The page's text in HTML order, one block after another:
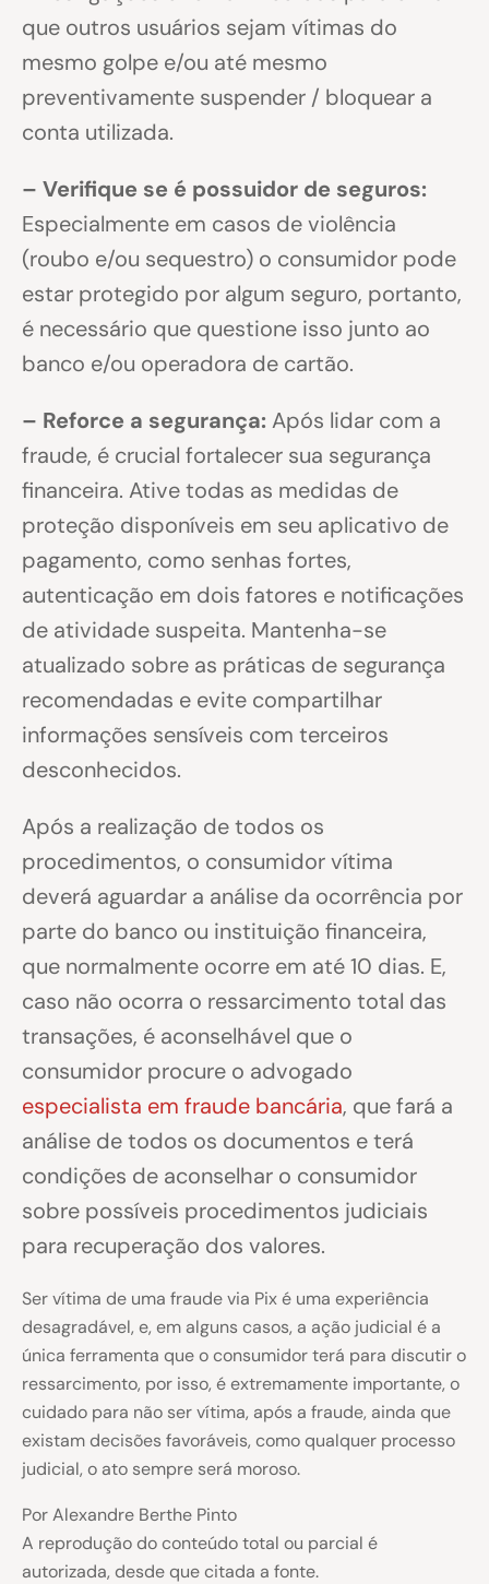
que outros usuários sejam vítimas do
mesmo golpe e/ou até mesmo
preventivamente suspender / bloquear a
conta utilizada.
– Verifique se é possuidor de seguros:
Especialmente em casos de violência
(roubo e/ou sequestro) o consumidor pode
estar protegido por algum seguro, portanto,
é necessário que questione isso junto ao
banco e/ou operadora de cartão.
– Reforce a segurança: Após lidar com a
fraude, é crucial fortalecer sua segurança
financeira. Ative todas as medidas de
proteção disponíveis em seu aplicativo de
pagamento, como senhas fortes,
autenticação em dois fatores e notificações
de atividade suspeita. Mantenha-se
atualizado sobre as práticas de segurança
recomendadas e evite compartilhar
informações sensíveis com terceiros
desconhecidos.
Após a realização de todos os
procedimentos, o consumidor vítima
deverá aguardar a análise da ocorrência por
parte do banco ou instituição financeira,
que normalmente ocorre em até 10 dias. E,
caso não ocorra o ressarcimento total das
transações, é aconselhável que o
consumidor procure o advogado
especialista em fraude bancária, que fará a
análise de todos os documentos e terá
condições de aconselhar o consumidor
sobre possíveis procedimentos judiciais
para recuperação dos valores.
Ser vítima de uma fraude via Pix é uma experiência
desagradável, e, em alguns casos, a ação judicial é a
única ferramenta que o consumidor terá para discutir o
ressarcimento, por isso, é extremamente importante, o
cuidado para não ser vítima, após a fraude, ainda que
existam decisões favoráveis, como qualquer processo
judicial, o ato sempre será moroso.
Por Alexandre Berthe Pinto
A reprodução do conteúdo total ou parcial é
autorizada, desde que citada a fonte.